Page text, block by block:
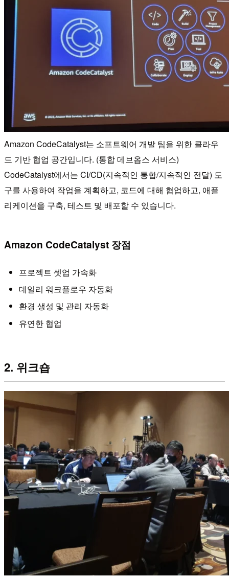
Amazon CodeCatalyst는 소프트웨어 개발 팀을 위한 클라우
드 기반 협업 공간입니다. (통합 데브옵스 서비스)
CodeCatalyst에서는 CI/CD(지속적인 통합/지속적인 전달) 도
구를 사용하여 작업을 계획하고, 코드에 대해 협업하고, 애플
리케이션을 구축, 테스트 및 배포할 수 있습니다.
Amazon CodeCatalyst 장점
프로젝트 셋업 가속화
데일리 워크플로우 자동화
환경 생성 및 관리 자동화
유연한 협업
2. 위크숍